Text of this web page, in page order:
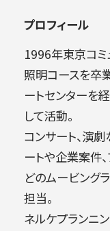
通信
プロフィール
1996年東京コミ
照明コースを卒
ートセンターを
して活動。
コンサート、演
ートや企業案件
どのムービング
担当。
ネルケプランニ